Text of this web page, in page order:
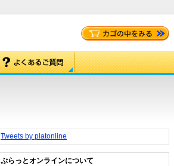
Tweets by platonline
ぷらっとオンラインについて